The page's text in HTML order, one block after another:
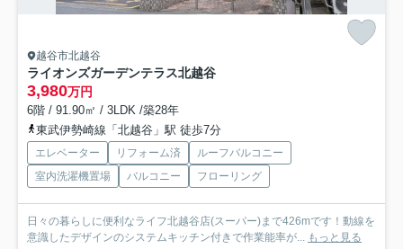
越谷市北越谷
ライオンズガーデンテラス北越谷
3,980万円
6階 / 91.90㎡ / 3LDK /築28年
東武伊勢崎線「北越谷」駅 徒歩7分
エレベーター リフォーム済
ルーフバルコニー
室内洗濯機置場
バルコニー フローリング
日々の暮らしに便利なライフ北越谷店(スーパー)まで426mです！動線を
意識したデザインのシステムキッチン付きで作業能率が... もっと見る